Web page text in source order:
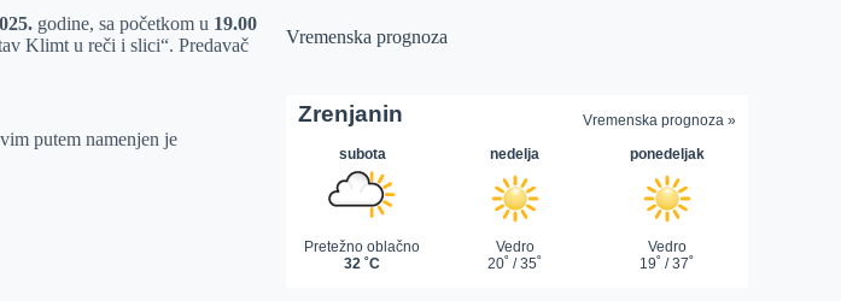
godine, sa početkom u 19.00
Klimt u reči i slici“. Predavač
putem namenjen je
Vremenska prognoza